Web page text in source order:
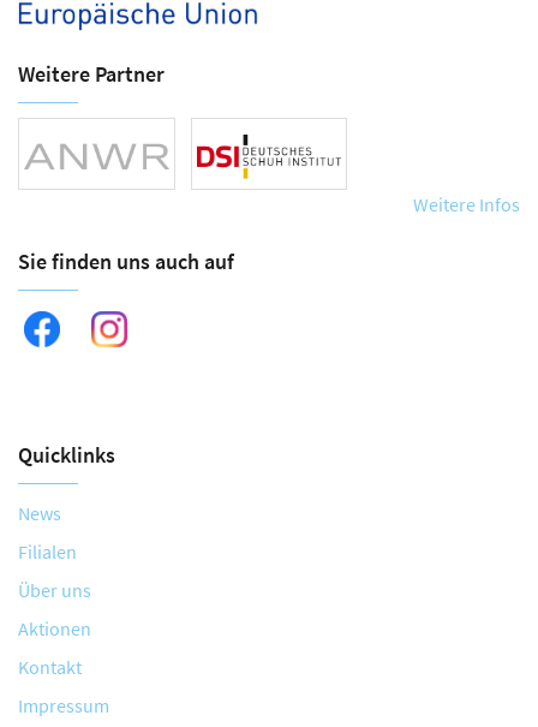
Weitere Partner
Weitere Infos
Sie finden uns auch auf
Quicklinks
News
Filialen
Über uns
Aktionen
Kontakt
Impressum